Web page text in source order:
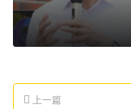
上一篇